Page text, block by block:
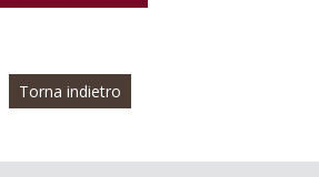
Torna indietro